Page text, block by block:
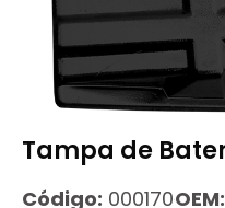
Tampa de
Código: 000170OEM: